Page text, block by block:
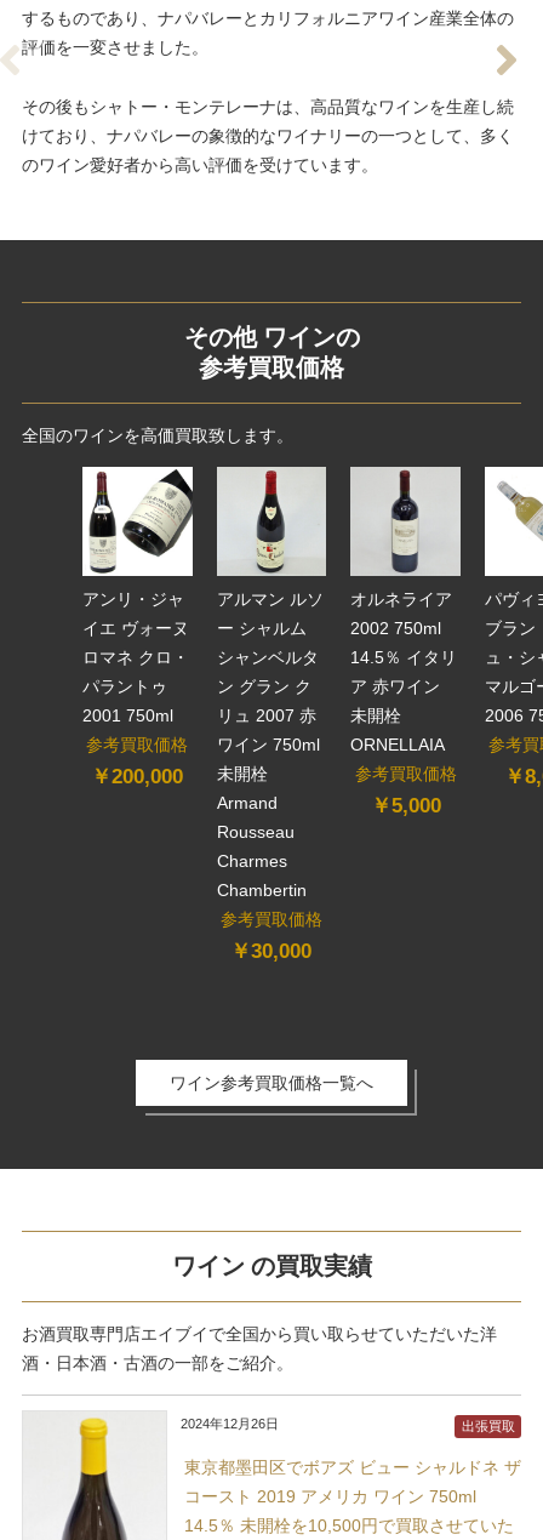
するものであり、ナパバレーとカリフォルニアワイン産業全体の
評価を一変させました。
その後もシャトー・モンテレーナは、高品質なワインを生産し続
けており、ナパバレーの象徴的なワイナリーの一つとして、多く
のワイン愛好者から高い評価を受けています。
その他 ワインの
参考買取価格
全国のワインを高価買取致します。
アンリ・ジャ
イエ ヴォーヌ
ロマネ クロ・
パラントゥ
2001 750ml
参考買取価格
￥200,000
アルマン ルソ
ー シャルム
シャンベルタ
ン グラン ク
リュ 2007 赤
ワイン 750ml
未開栓
Armand
Rousseau
Charmes
Chambertin
参考買取価格
￥30,000
オルネライア
2002 750ml
14.5％ イタリ
ア 赤ワイン
未開栓
ORNELLAIA
参考買取価格
￥5,000
パヴィ
ブラン
ュ・シ
マルゴ
2006
参考
￥
ワイン参考買取価格一覧へ
ワイン の買取実績
お酒買取専門店エイブイで全国から買い取らせていただいた洋
酒・日本酒・古酒の一部をご紹介。
2024年12月26日
東京都墨田区でボアズ ビュー シャルドネ ザ
コースト 2019 アメリカ ワイン 750ml
14.5％ 未開栓を10,500円で買取させていた
出張買取